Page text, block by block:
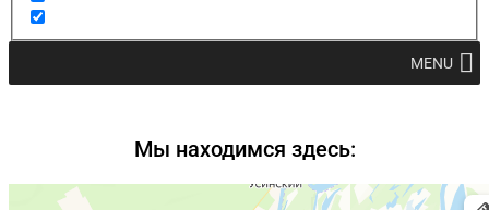
MENU
Мы находимся здесь: